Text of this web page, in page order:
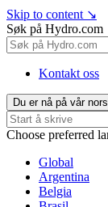
Skip to content ↘
Søk på Hydro.com
Kontakt oss
Du er nå på vår
Choose preferred
Global
Argentina
Belgia